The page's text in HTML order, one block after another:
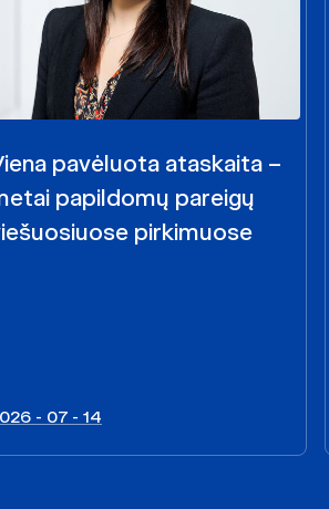
pavėluota ataskaita –
papildomų pareigų
pirkimuose
- 07 - 14